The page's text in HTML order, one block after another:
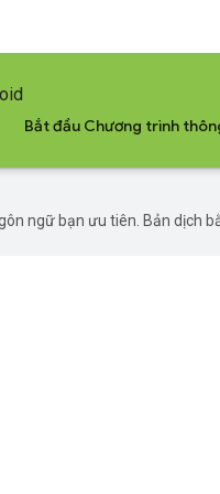
Bắt đầu Chương trình
ngữ bạn ưu tiên. Bản dịch